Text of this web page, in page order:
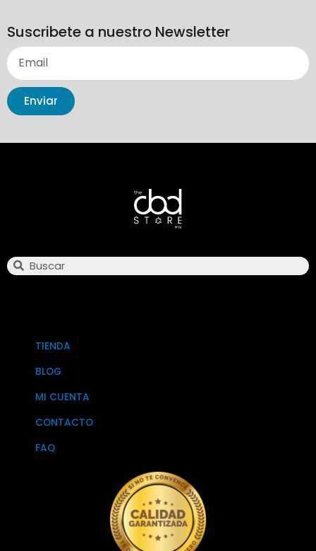
Suscribete a nuestro Newsletter
Enviar
TIENDA
BLOG
MI CUENTA
CONTACTO
FAQ